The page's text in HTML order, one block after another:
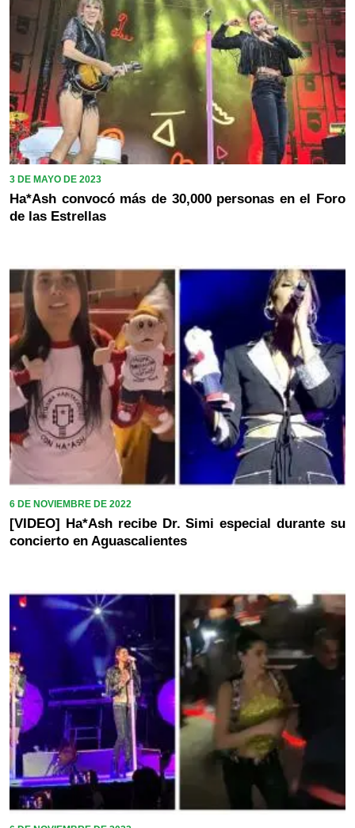
3 DE MAYO DE 2023
Ha*Ash convocó más de 30,000 personas en el Foro
de las Estrellas
6 DE NOVIEMBRE DE 2022
[VIDEO] Ha*Ash recibe Dr. Simi especial durante su
concierto en Aguascalientes